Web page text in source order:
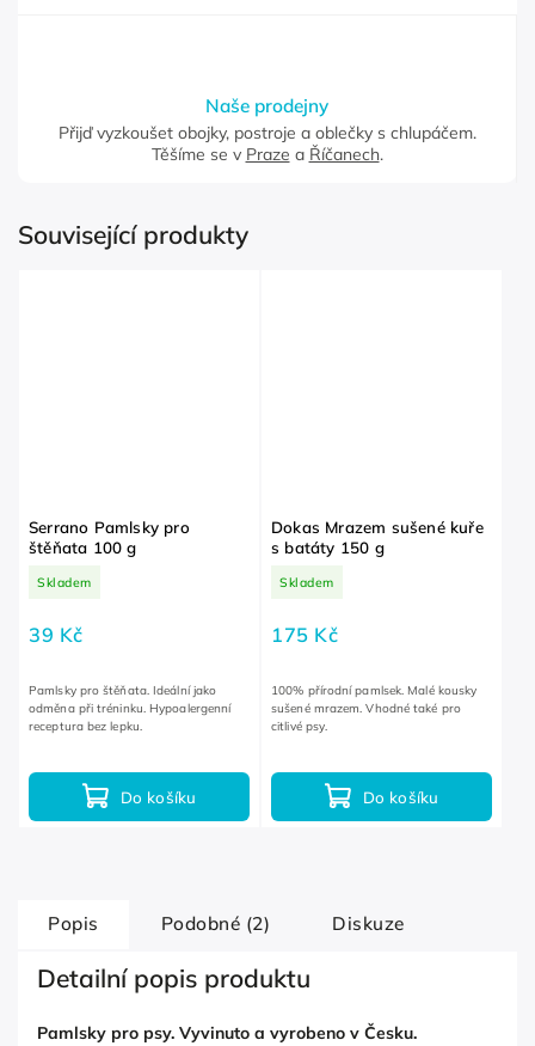
Naše prodejny
Přijď vyzkoušet obojky, postroje a oblečky s chlupáčem.
Těšíme se v Praze a Říčanech.
Související produkty
Serrano Pamlsky pro
štěňata 100 g
Skladem
39 Kč
Do košíku
Pamlsky pro štěňata. Ideální jako
odměna při tréninku. Hypoalergenní
receptura bez lepku.
Dokas Mrazem sušené kuře
s batáty 150 g
Skladem
175 Kč
Do košíku
100% přírodní pamlsek. Malé kousky
sušené mrazem. Vhodné také pro
citlivé psy.
Popis Podobné (2) Diskuze
Detailní popis produktu
Pamlsky pro psy. Vyvinuto a vyrobeno v Česku.